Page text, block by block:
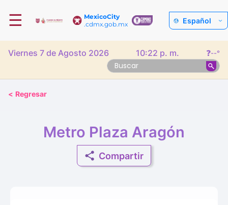
MexicoCity
.cdmx.gob.mx
☰ Español
Viernes 7 de Agosto 2026 10:22 p. m. ❓--°
< Regresar
Metro Plaza Aragón
Compartir